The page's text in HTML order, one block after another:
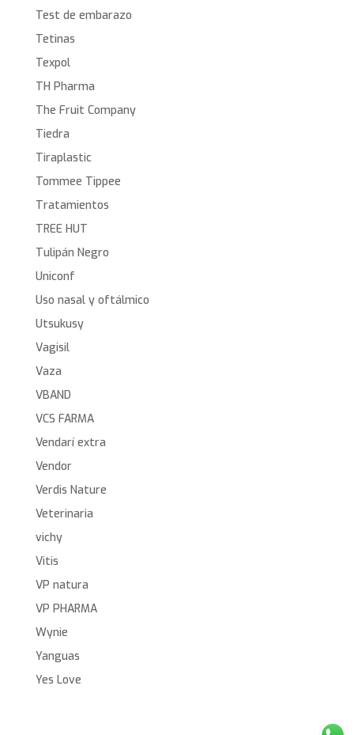
Test de embarazo
Tetinas
Texpol
TH Pharma
The Fruit Company
Tiedra
Tiraplastic
Tommee Tippee
Tratamientos
TREE HUT
Tulipán Negro
Uniconf
Uso nasal y oftálmico
Utsukusy
Vagisil
Vaza
VBAND
VCS FARMA
Vendarí extra
Vendor
Verdis Nature
Veterinaria
vichy
Vitis
VP natura
VP PHARMA
Wynie
Yanguas
Yes Love